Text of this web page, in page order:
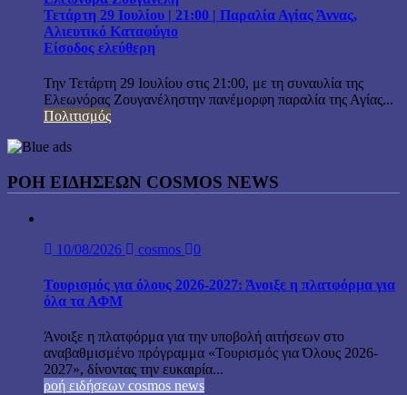
Τετάρτη 29 Ιουλίου | 21:00 | Παραλία Αγίας Άννας,
Αλιευτικό Καταφύγιο
Είσοδος ελεύθερη
Την Τετάρτη 29 Ιουλίου στις 21:00, με τη συναυλία της
Ελεωνόρας Ζουγανέληστην πανέμορφη παραλία της Αγίας...
Πολιτισμός
ΡΟΗ ΕΙΔΗΣΕΩΝ COSMOS NEWS
10/08/2026 cosmos 0
Τουρισμός για όλους 2026-2027: Άνοιξε η πλατφόρμα για
όλα τα ΑΦΜ
Άνοιξε η πλατφόρμα για την υποβολή αιτήσεων στο
αναβαθμισμένο πρόγραμμα «Τουρισμός για Όλους 2026-
2027», δίνοντας την ευκαιρία...
ροή ειδήσεων cosmos news